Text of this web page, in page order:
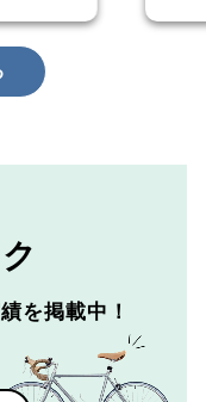
を掲載中！